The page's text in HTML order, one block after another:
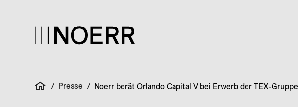
/ Presse / Noerr berät Orlando Capital V bei Erwerb der TEX-Gruppe